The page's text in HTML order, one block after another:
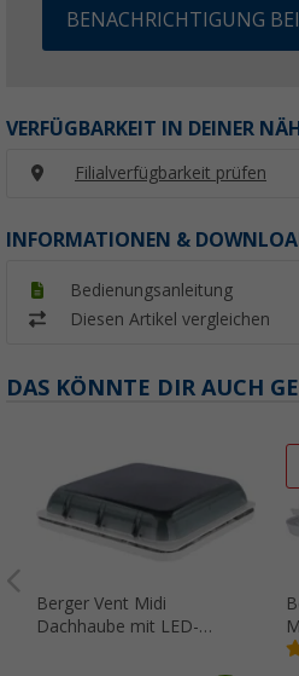
BENACHRICHTIGUNG
VERFÜGBARKEIT IN DEINER
Filialverfügbarkeit prüfen
INFORMATIONEN &
Bedienungsanleitung
Diesen Artikel vergleichen
DAS KÖNNTE DIR AUCH
Berger Vent Midi
Dachhaube mit LED-